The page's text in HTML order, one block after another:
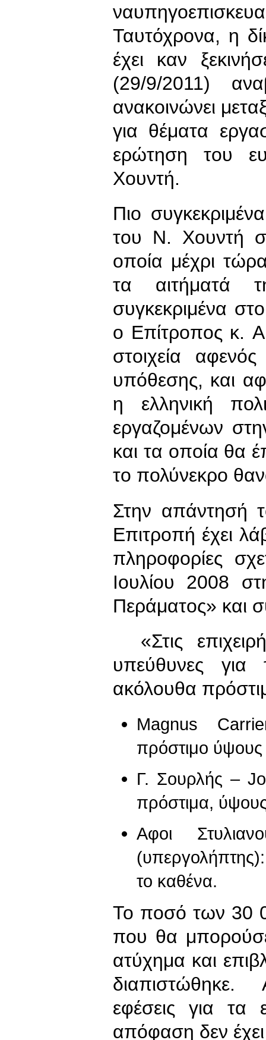
Ταυτόχρονα, η
έχει καν
(29/9/2011)
ανακοινώνει
για θέματα
ερώτηση του
Χουντή.
Πιο
του Ν. Χουντή
οποία μέχρι
τα αιτήματά
συγκεκριμένα
ο Επίτροπος κ.
στοιχεία
υπόθεσης, και
η ελληνική
εργαζομένων
και τα οποία θα
το πολύνεκρο
Στην απάντησή
Eπιτροπή έχει
πληροφορίες
Ιουλίου 2008
Περάματος» και
«Στις
υπεύθυνες για
ακόλουθα
Magnus
πρόστιμο
Γ. Σουρλής –
πρόστιμα,
Αφοι
το καθένα.
Το ποσό των 30
που θα
ατύχημα και
εφέσεις για τα
απόφαση δεν έχει